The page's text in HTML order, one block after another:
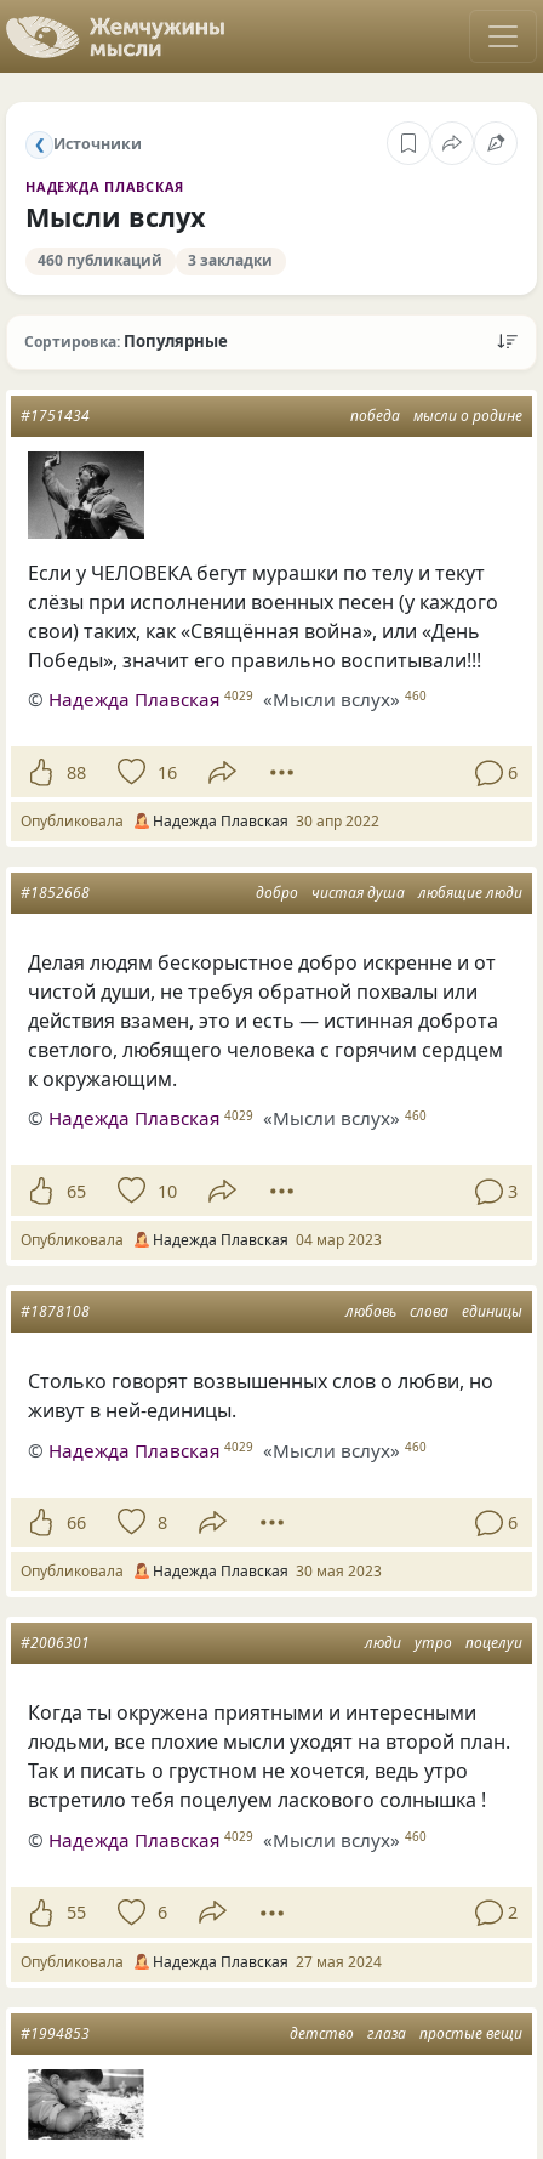
❮ Источники
НАДЕЖДА ПЛАВСКАЯ
Мысли вслух
460 публикаций 3 закладки
Сортировка: Популярные
победа мысли о родине
#1751434
Если у ЧЕЛОВЕКА бегут мурашки по телу и текут
слёзы при исполнении военных песен (у каждого
свои) таких, как «Свящённая война», или «День
Победы», значит его правильно воспитывали!!!
© Надежда Плавская 4029 «Мысли вслух» 460
88 16 6
Опубликовала Надежда Плавская 30 апр 2022
добро чистая душа любящие люди
#1852668
Делая людям бескорыстное добро искренне и от
чистой души, не требуя обратной похвалы или
действия взамен, это и есть — истинная доброта
светлого, любящего человека с горячим сердцем
к окружающим.
© Надежда Плавская 4029 «Мысли вслух» 460
65 10 3
Опубликовала Надежда Плавская 04 мар 2023
любовь слова единицы
#1878108
Столько говорят возвышенных слов о любви, но
живут в ней-единицы.
© Надежда Плавская 4029 «Мысли вслух» 460
66 8 6
Опубликовала Надежда Плавская 30 мая 2023
люди утро поцелуи
#2006301
Когда ты окружена приятными и интересными
людьми, все плохие мысли уходят на второй план.
Так и писать о грустном не хочется, ведь утро
встретило тебя поцелуем ласкового солнышка !
© Надежда Плавская 4029 «Мысли вслух» 460
55 6 2
Опубликовала Надежда Плавская 27 мая 2024
детство глаза простые вещи
#1994853